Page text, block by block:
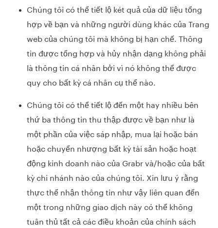
Chúng tôi có thể tiết lộ két quả của dữ liệu tổng
hợp về bạn và những người dùng khác của Trang
web của chúng tôi mà không bị hạn chế. Thông
tin được tổng hợp và hủy nhận dạng không phải
là thông tin cá nhân bởi vì nó không thể được
quy cho bất kỳ cá nhân cụ thể nào.
Chúng tôi có thể tiết lộ đến một hay nhiều bên
thứ ba thông tin thu thập được về bạn như là
một phần của việc sáp nhập, mua lại hoặc bán
hoặc chuyển nhượng bất kỳ tài sản hoặc hoạt
động kinh doanh nào của Grabr và/hoặc của bất
kỳ chi nhánh nào của chúng tôi. Xin lưu ý rằng
thực thể nhận thông tin như vậy liên quan đến
một trong những giao dịch này có thể không
tuân thủ tất cả các điều khoản của chính sách